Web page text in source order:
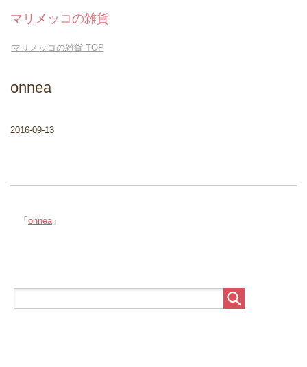
マリメッコの雑貨
マリメッコの雑貨TOP
onnea
2016-09-13
「 onnea 」